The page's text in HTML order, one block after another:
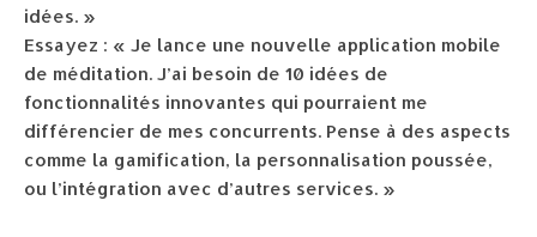
idées. »
Essayez : « Je lance une nouvelle application mobile
de méditation. J’ai besoin de 10 idées de
fonctionnalités innovantes qui pourraient me
différencier de mes concurrents. Pense à des aspects
comme la gamification, la personnalisation poussée,
ou l’intégration avec d’autres services. »